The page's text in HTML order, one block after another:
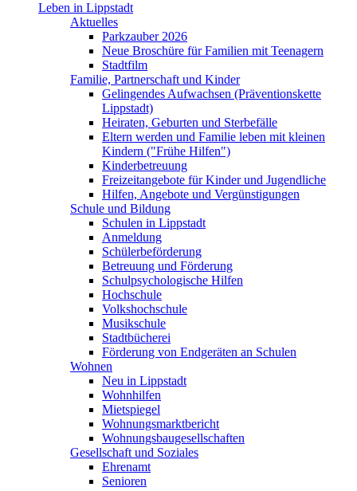
Leben in Lippstadt
Aktuelles
Parkzauber 2026
Neue Broschüre für Familien mit Teenagern
Stadtfilm
Familie, Partnerschaft und Kinder
Gelingendes Aufwachsen (Präventionskette
Lippstadt)
Heiraten, Geburten und Sterbefälle
Eltern werden und Familie leben mit kleinen
Kindern ("Frühe Hilfen")
Kinderbetreuung
Freizeitangebote für Kinder und Jugendliche
Hilfen, Angebote und Vergünstigungen
Schule und Bildung
Schulen in Lippstadt
Anmeldung
Schülerbeförderung
Betreuung und Förderung
Schulpsychologische Hilfen
Hochschule
Volkshochschule
Musikschule
Stadtbücherei
Förderung von Endgeräten an Schulen
Wohnen
Neu in Lippstadt
Wohnhilfen
Mietspiegel
Wohnungsmarktbericht
Wohnungsbaugesellschaften
Gesellschaft und Soziales
Ehrenamt
Senioren